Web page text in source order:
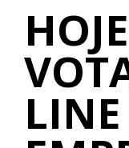
HOJE